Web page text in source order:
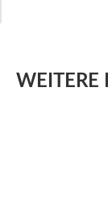
WEITERE